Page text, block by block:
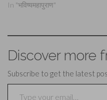
In "भविष्यमहापुराण"
Discover more
Subscribe to get the latest
Type your email…